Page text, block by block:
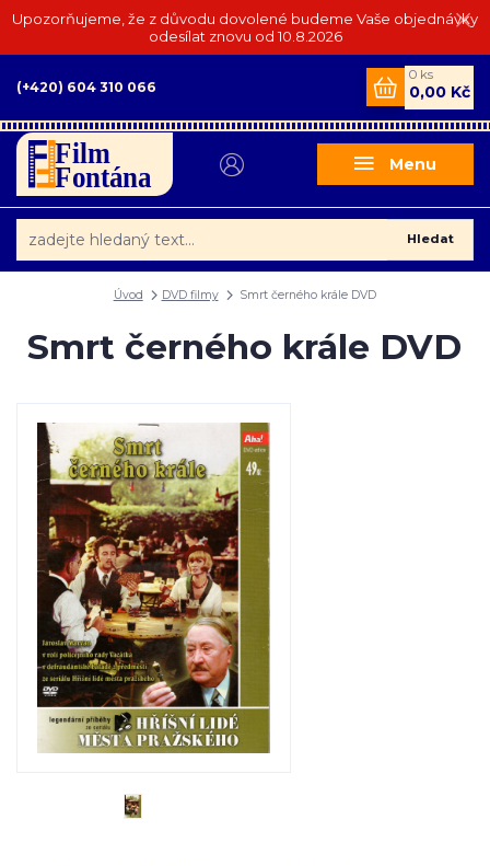
Upozorňujeme, že z důvodu dovolené budeme Vaše objednávky
odesílat znovu od 10.8.2026
Menu
Hledat
(+420) 604 310 066
0 ks
0,00 Kč
Úvod DVD filmy Smrt černého krále DVD
Smrt černého krále DVD